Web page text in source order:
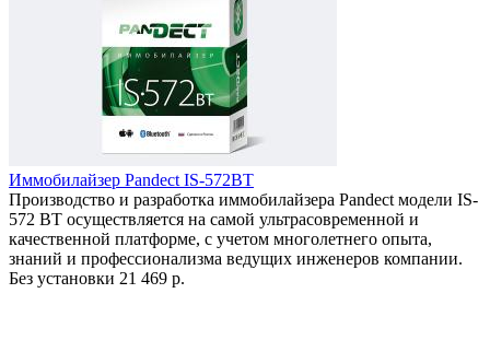
Иммобилайзер Pandect IS-572BT
Производство и разработка иммобилайзера Pandect модели IS-
572 BT осуществляется на самой ультрасовременной и
качественной платформе, с учетом многолетнего опыта,
знаний и профессионализма ведущих инженеров компании.
Без установки 21 469 р.